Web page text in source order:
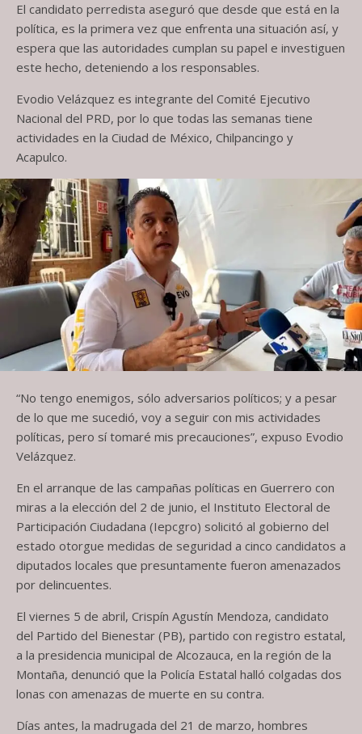
El candidato perredista aseguró que desde que está en la
política, es la primera vez que enfrenta una situación así, y
espera que las autoridades cumplan su papel e investiguen
este hecho, deteniendo a los responsables.
Evodio Velázquez es integrante del Comité Ejecutivo
Nacional del PRD, por lo que todas las semanas tiene
actividades en la Ciudad de México, Chilpancingo y
Acapulco.
“No tengo enemigos, sólo adversarios políticos; y a pesar
de lo que me sucedió, voy a seguir con mis actividades
políticas, pero sí tomaré mis precauciones”, expuso Evodio
Velázquez.
En el arranque de las campañas políticas en Guerrero con
miras a la elección del 2 de junio, el Instituto Electoral de
Participación Ciudadana (Iepcgro) solicitó al gobierno del
estado otorgue medidas de seguridad a cinco candidatos a
diputados locales que presuntamente fueron amenazados
por delincuentes.
El viernes 5 de abril, Crispín Agustín Mendoza, candidato
del Partido del Bienestar (PB), partido con registro estatal,
a la presidencia municipal de Alcozauca, en la región de la
Montaña, denunció que la Policía Estatal halló colgadas dos
lonas con amenazas de muerte en su contra.
Días antes, la madrugada del 21 de marzo, hombres